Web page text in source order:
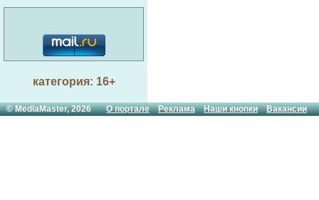
категория: 16+
© MediaMaster, 2026О портале Реклама Наши кнопки Вакансии